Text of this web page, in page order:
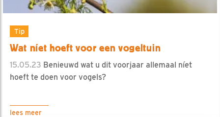
Tip
Wat níet hoeft voor een vogeltuin
15.05.23 Benieuwd wat u dit voorjaar allemaal níet
hoeft te doen voor vogels?
lees meer